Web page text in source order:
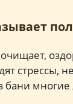
стрессы,
бани